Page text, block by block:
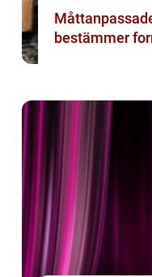
Måttanpassade
bestämmer